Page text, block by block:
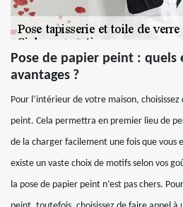
Pose de papier peint : quels
avantages ?
Pour l’intérieur de votre maison,
peint. Cela permettra en premier lieu de
de la charger facilement une fois que vous
existe un vaste choix de motifs selon vos
la pose de papier peint n’est pas chers.